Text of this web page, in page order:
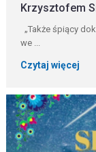
Krzysztofem
„Także śpiący
we ...
Czytaj więcej